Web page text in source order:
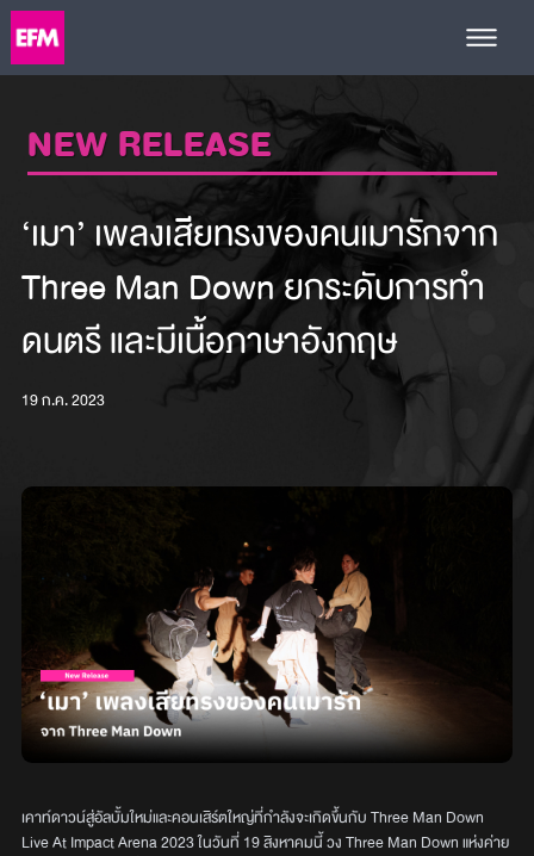
NEW RELEASE
‘เมา’ เพลงเสียทรงของคนเมารักจาก
Three Man Down ยกระดับการทำ
ดนตรี และมีเนื้อภาษาอังกฤษ
19 ก.ค. 2023
เคาท์ดาวน์สู่อัลบั้มใหม่และคอนเสิร์ตใหญ่ที่กำลังจะเกิดขึ้นกับ Three Man Down
Live At Impact Arena 2023 ในวันที่ 19 สิงหาคมนี้ วง Three Man Down แห่งค่าย